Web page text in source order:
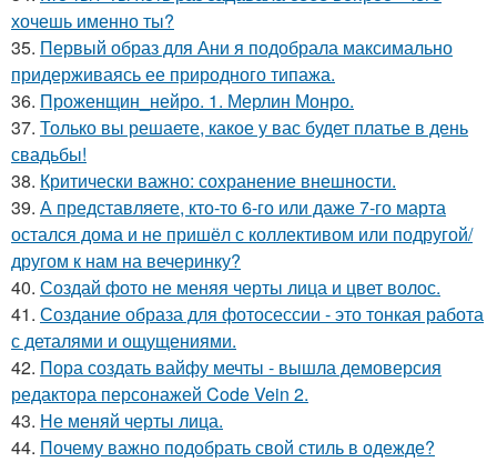
хочешь именно ты?
35. Первый образ для Ани я подобрала максимально
придерживаясь ее природного типажа.
36. Проженщин_нейро. 1. Мерлин Монро.
37. Только вы решаете, какое у вас будет платье в день
свадьбы!
38. Критически важно: сохранение внешности.
39. А представляете, кто-то 6-го или даже 7-го марта
остался дома и не пришёл с коллективом или подругой/
другом к нам на вечеринку?
40. Создай фото не меняя черты лица и цвет волос.
41. Создание образа для фотосессии - это тонкая работа
с деталями и ощущениями.
42. Пора создать вайфу мечты - вышла демоверсия
редактора персонажей Code Vein 2.
43. Не меняй черты лица.
44. Почему важно подобрать свой стиль в одежде?